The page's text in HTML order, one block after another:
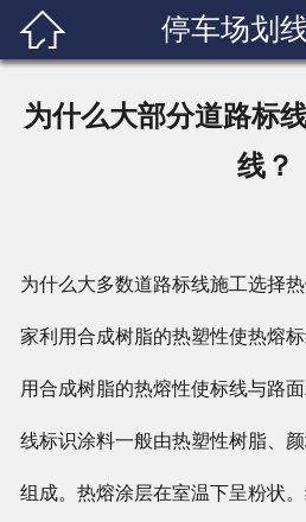
 停车场划
为什么大部分道路标
线？
为什么大多数道路标线施工选择
家利用合成树脂的热塑性使热熔
用合成树脂的热熔性使标线与路
线标识涂料一般由热塑性树脂、
组成。热熔涂层在室温下呈粉状